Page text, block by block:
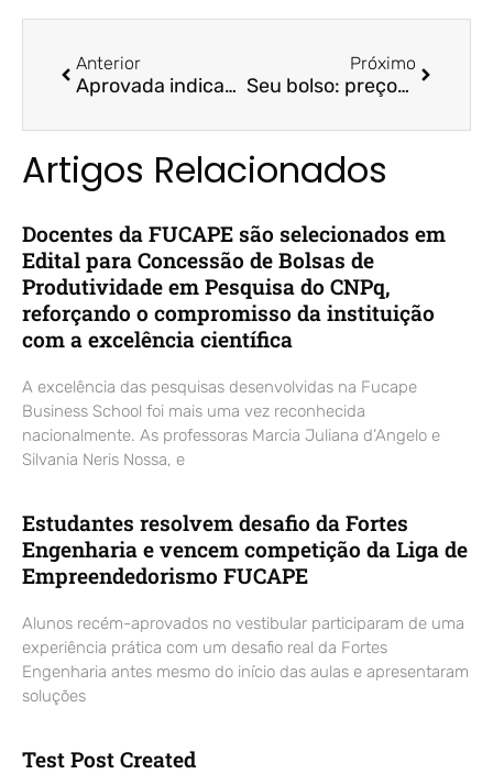
Anterior
Aprovada indicação de diretor da CVM – Agência Senado/ Fernando Galdi
Próximo
Seu bolso: preços devem continuar a subir no ES até o final do ano – ES 360/ Arilda Teixeira
Artigos Relacionados
Docentes da FUCAPE são selecionados em
Edital para Concessão de Bolsas de
Produtividade em Pesquisa do CNPq,
reforçando o compromisso da instituição
com a excelência científica
A excelência das pesquisas desenvolvidas na Fucape
Business School foi mais uma vez reconhecida
nacionalmente. As professoras Marcia Juliana d’Angelo e
Silvania Neris Nossa, e
Estudantes resolvem desafio da Fortes
Engenharia e vencem competição da Liga de
Empreendedorismo FUCAPE
Alunos recém-aprovados no vestibular participaram de uma
experiência prática com um desafio real da Fortes
Engenharia antes mesmo do início das aulas e apresentaram
soluções
Test Post Created